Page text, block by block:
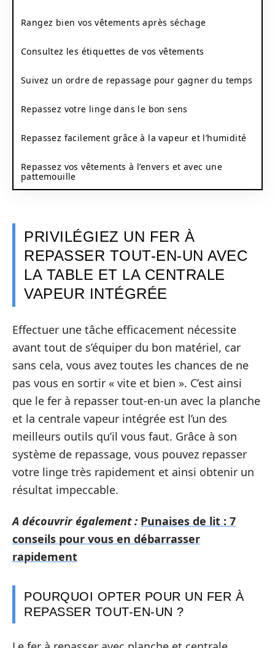
Rangez bien vos vêtements après séchage
Consultez les étiquettes de vos vêtements
Suivez un ordre de repassage pour gagner du temps
Repassez votre linge dans le bon sens
Repassez facilement grâce à la vapeur et l’humidité
Repassez vos vêtements à l’envers et avec une
pattemouille
PRIVILÉGIEZ UN FER À
REPASSER TOUT-EN-UN AVEC
LA TABLE ET LA CENTRALE
VAPEUR INTÉGRÉE
Effectuer une tâche efficacement nécessite
avant tout de s’équiper du bon matériel, car
sans cela, vous avez toutes les chances de ne
pas vous en sortir « vite et bien ». C’est ainsi
que le fer à repasser tout-en-un avec la planche
et la centrale vapeur intégrée est l’un des
meilleurs outils qu’il vous faut. Grâce à son
système de repassage, vous pouvez repasser
votre linge très rapidement et ainsi obtenir un
résultat impeccable.
A découvrir également : Punaises de lit : 7
conseils pour vous en débarrasser
rapidement
POURQUOI OPTER POUR UN FER À
REPASSER TOUT-EN-UN ?